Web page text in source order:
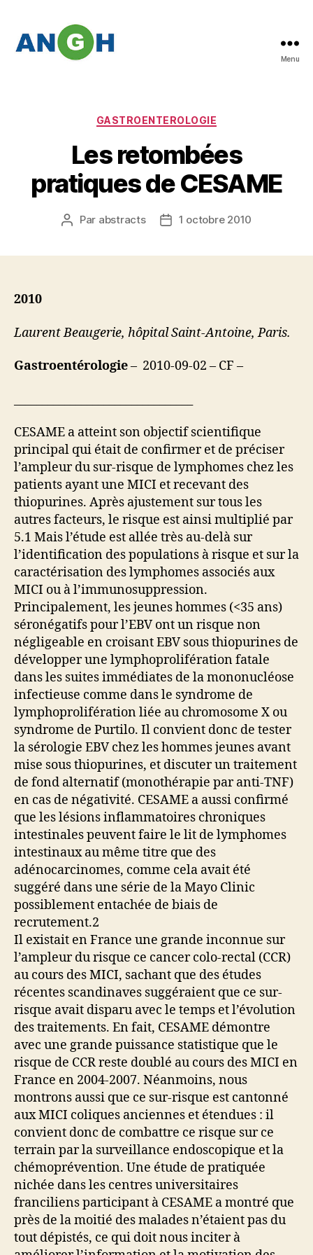
Menu
Catégories
GASTROENTEROLOGIE
Les retombées
pratiques de CESAME
Auteur
Par abstracts
Date1 octobre 2010
2010
Laurent Beaugerie, hôpital Saint-Antoine, Paris.
Gastroentérologie– 2010-09-02 – CF –
CESAME a atteint son objectif scientifique
principal qui était de confirmer et de préciser
l’ampleur du sur-risque de lymphomes chez les
patients ayant une MICI et recevant des
thiopurines. Après ajustement sur tous les
autres facteurs, le risque est ainsi multiplié par
5.1 Mais l’étude est allée très au-delà sur
l’identification des populations à risque et sur la
caractérisation des lymphomes associés aux
MICI ou à l’immunosuppression.
Principalement, les jeunes hommes (<35 ans)
séronégatifs pour l’EBV ont un risque non
négligeable en croisant EBV sous thiopurines de
développer une lymphoprolifération fatale
dans les suites immédiates de la mononucléose
infectieuse comme dans le syndrome de
lymphoprolifération liée au chromosome X ou
syndrome de Purtilo. Il convient donc de tester
la sérologie EBV chez les hommes jeunes avant
mise sous thiopurines, et discuter un traitement
de fond alternatif (monothérapie par anti-TNF)
en cas de négativité. CESAME a aussi confirmé
que les lésions inflammatoires chroniques
intestinales peuvent faire le lit de lymphomes
intestinaux au même titre que des
adénocarcinomes, comme cela avait été
suggéré dans une série de la Mayo Clinic
possiblement entachée de biais de
recrutement.2
Il existait en France une grande inconnue sur
l’ampleur du risque ce cancer colo-rectal (CCR)
au cours des MICI, sachant que des études
récentes scandinaves suggéraient que ce sur-
risque avait disparu avec le temps et l’évolution
des traitements. En fait, CESAME démontre
avec une grande puissance statistique que le
risque de CCR reste doublé au cours des MICI en
France en 2004-2007. Néanmoins, nous
montrons aussi que ce sur-risque est cantonné
aux MICI coliques anciennes et étendues : il
convient donc de combattre ce risque sur ce
terrain par la surveillance endoscopique et la
chémoprévention. Une étude de pratiquée
nichée dans les centres universitaires
franciliens participant à CESAME a montré que
près de la moitié des malades n’étaient pas du
tout dépistés, ce qui doit nous inciter à